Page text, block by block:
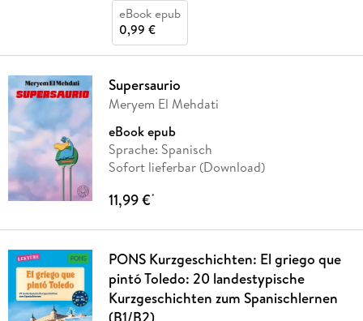
eBook epub
0,99 €
Supersaurio
Meryem El Mehdati
eBook epub
Sprache: Spanisch
Sofort lieferbar (Download)
11,99 €*
PONS Kurzgeschichten: El griego que
pintó Toledo: 20 landestypische
Kurzgeschichten zum Spanischlernen